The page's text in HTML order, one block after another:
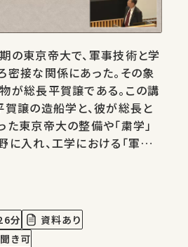
の東京帝大で、軍事技術と学
密接な関係にあった。その象
が総長平賀譲である。この講
賀譲の造船学と、彼が総長と
た東京帝大の整備や「粛学」
に入れ、工学における「軍事」
分
資料あり
き可